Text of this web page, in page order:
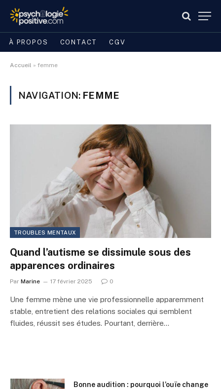
À PROPOS CONTACT CGV
Accueil » femme
NAVIGATION: FEMME
TROUBLES MENTAUX
Quand l’autisme se dissimule sous des
apparences ordinaires
Par Marine 17 février 2025 0
Une femme mène une vie professionnelle apparemment
stable, entretient des relations sociales qui semblent
fluides, réussit ses études. Pourtant, derrière…
Bonne audition : pourquoi l’ouïe change